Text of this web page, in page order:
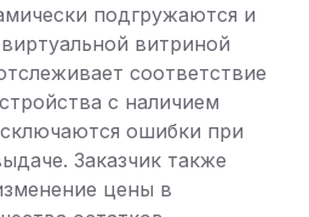
подгружаются и
витриной
соответствие
с наличием
ошибки при
Заказчик также
цены в